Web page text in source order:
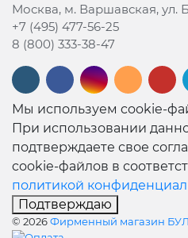
Москва, м. Варшавская, ул.
+7 (495) 477-56-25
8 (800) 333-38-47
Мы используем cookie-
При использовании
подтверждаете свое
cookie-файлов в
политикой
Подтверждаю
© 2026Фирменный магазин